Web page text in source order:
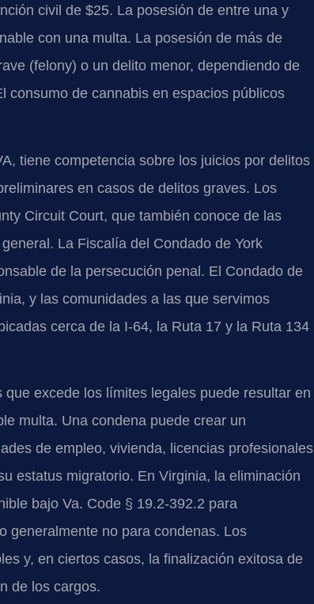
civil de $25. La posesión de entre una y
con una multa. La posesión de más de
(felony) o un delito menor, dependiendo de
consumo de cannabis en espacios públicos
tiene competencia sobre los juicios por delitos
en casos de delitos graves. Los
Circuit Court, que también conoce de las
La Fiscalía del Condado de York
de la persecución penal. El Condado de
y las comunidades a las que servimos
cerca de la I-64, la Ruta 17 y la Ruta 134
excede los límites legales puede resultar en
multa. Una condena puede crear un
de empleo, vivienda, licencias profesionales
estatus migratorio. En Virginia, la eliminación
bajo Va. Code § 19.2-392.2 para
generalmente no para condenas. Los
y, en ciertos casos, la finalización exitosa de
de los cargos.